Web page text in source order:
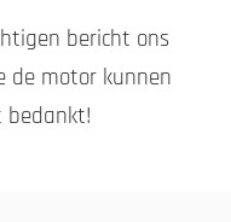
bericht ons
de motor kunnen
bedankt!